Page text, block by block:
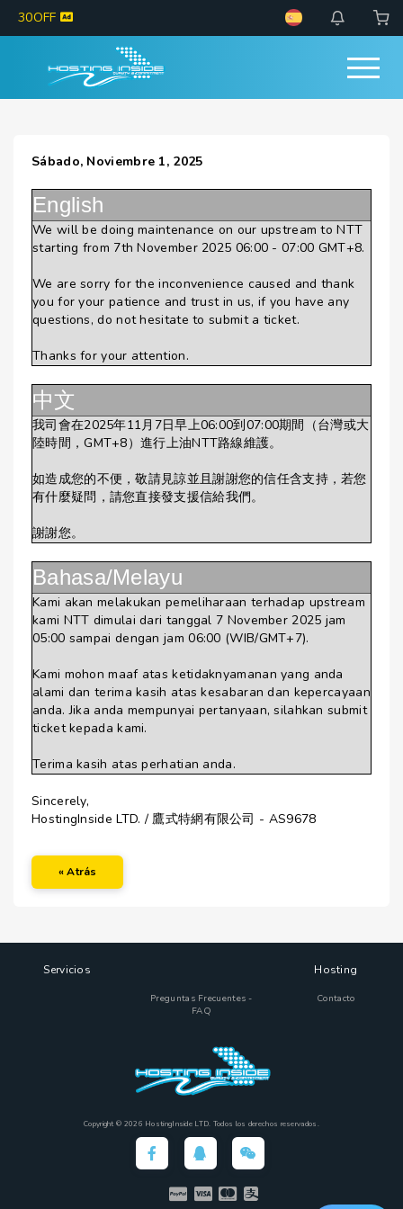
30OFF
Sábado, Noviembre 1, 2025
English
We will be doing maintenance on our upstream to NTT
starting from 7th November 2025 06:00 - 07:00 GMT+8.
We are sorry for the inconvenience caused and thank
you for your patience and trust in us, if you have any
questions, do not hesitate to submit a ticket.
Thanks for your attention.
中文
我司會在2025年11月7日早上06:00到07:00期間（台灣或大
陸時間，GMT+8）進行上油NTT路線維護。
如造成您的不便，敬請見諒並且謝謝您的信任含支持，若您
有什麼疑問，請您直接發支援信給我們。
謝謝您。
Bahasa/Melayu
Kami akan melakukan pemeliharaan terhadap upstream
kami NTT dimulai dari tanggal 7 November 2025 jam
05:00 sampai dengan jam 06:00 (WIB/GMT+7).
Kami mohon maaf atas ketidaknyamanan yang anda
alami dan terima kasih atas kesabaran dan kepercayaan
anda. Jika anda mempunyai pertanyaan, silahkan submit
ticket kepada kami.
Terima kasih atas perhatian anda.
Sincerely,
HostingInside LTD. / 鷹式特網有限公司 - AS9678
« Atrás
Servicios
Preguntas Frecuentes -
FAQ
Hosting
Contacto
Copyright © 2026 HostingInside LTD. Todos los derechos reservados.